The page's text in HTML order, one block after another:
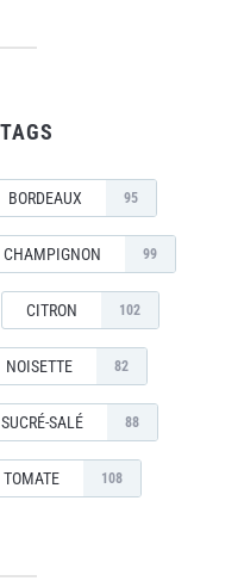
BORDEAUX 95
CHAMPIGNON 99
CITRON 102
NOISETTE 82
SUCRÉ-SALÉ 88
TOMATE 108